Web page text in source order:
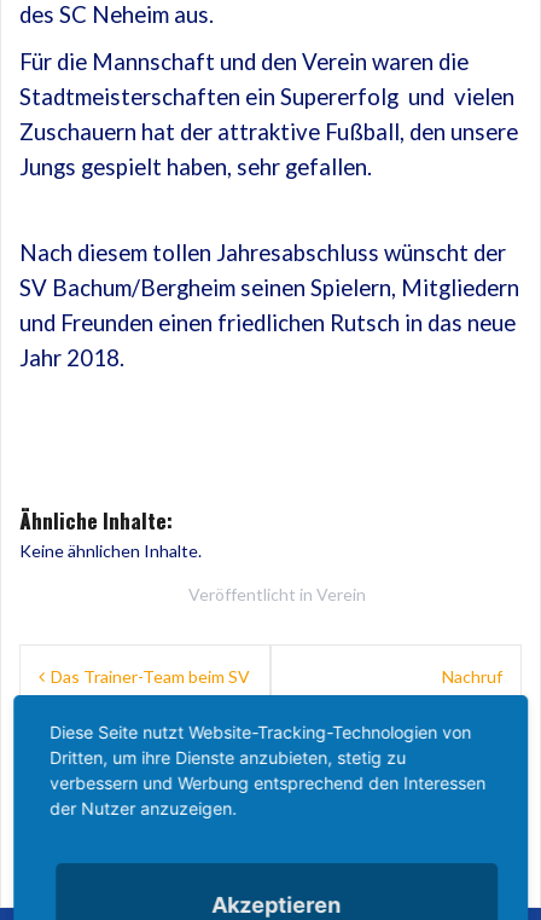
des SC Neheim aus.
Für die Mannschaft und den Verein waren die
Stadtmeisterschaften ein Supererfolg und vielen
Zuschauern hat der attraktive Fußball, den unsere
Jungs gespielt haben, sehr gefallen.
Nach diesem tollen Jahresabschluss wünscht der
SV Bachum/Bergheim seinen Spielern, Mitgliedern
und Freunden einen friedlichen Rutsch in das neue
Jahr 2018.
Ähnliche Inhalte:
Keine ähnlichen Inhalte.
Veröffentlicht in Verein
Beitragsnavigation
Das Trainer-Team beim SV
auch der kommenden
Saison Sascha Kampmann
und Matthias Grote.
Nachruf
„Antek“ Deimel
Diese Seite nutzt Website-Tracking-Technologien von
Dritten, um ihre Dienste anzubieten, stetig zu
verbessern und Werbung entsprechend den Interessen
der Nutzer anzuzeigen.
Akzeptieren